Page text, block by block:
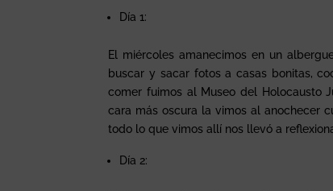
Día 1:
El miércoles amanecimos en un
buscar y sacar fotos a casas bonitas,
comer fuimos al Museo del Holocausto
cara más oscura la vimos al anochecer
todo lo que vimos allí nos llevó a
Día 2: